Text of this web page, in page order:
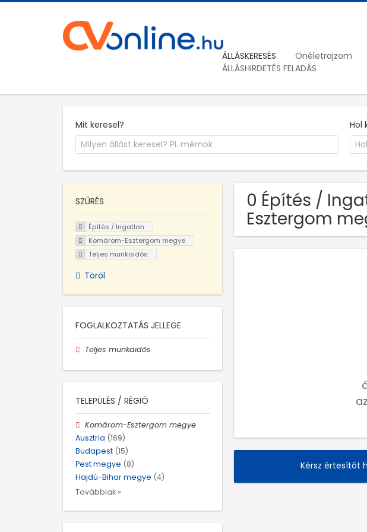
ÁLLÁSKERESÉS Önéletrajzom
ÁLLÁSHIRDETÉS FELADÁS
Mit keresel? Hol
0 Építés /
Esztergom
Kérsz értesítőt
SZŰRÉS
Építés / Ingatlan
Komárom-Esztergom megye
Teljes munkaidős
Töröl
FOGLALKOZTATÁS JELLEGE
Teljes munkaidős
TELEPÜLÉS / RÉGIÓ
Komárom-Esztergom megye
Ausztria (169)
Budapest (15)
Pest megye (8)
Hajdú-Bihar megye (4)
Továbbiak »